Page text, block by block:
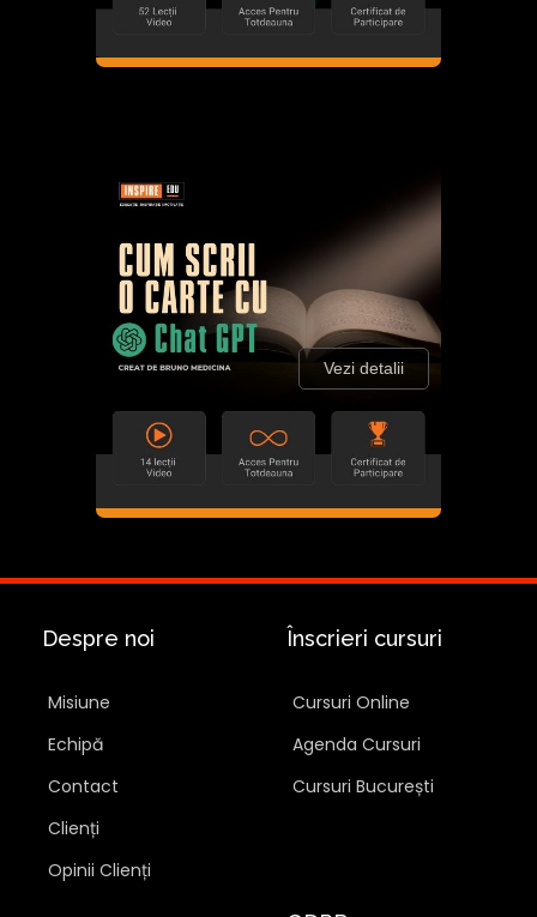
Vezi detalii
Despre noi
Misiune
Echipă
Contact
Clienți
Opinii Clienți
Înscrieri cursuri
Cursuri Online
Agenda Cursuri
Cursuri București